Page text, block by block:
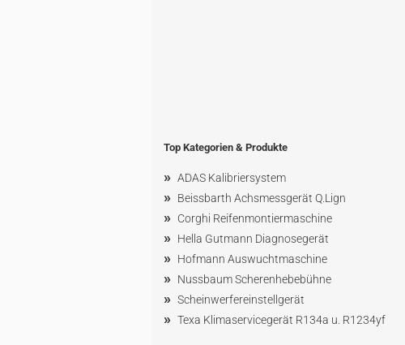
Top Kategorien & Produkte
» ADAS Kalibriersystem
» Beissbarth Achsmessgerät Q.Lign
» Corghi Reifenmontiermaschine
» Hella Gutmann Diagnosegerät
» Hofmann Auswuchtmaschine
» NussbaumScherenhebebühne
» Scheinwerfereinstellgerät
» Texa Klimaservicegerät R134a u. R1234yf